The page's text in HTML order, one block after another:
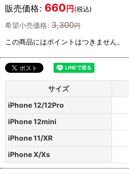
販売価格: 660円(税込)
希望小売価格: 3,300円
この商品にはポイントはつきません。
サイズ
iPhone 12/12Pro
iPhone 12mini
iPhone 11/XR
iPhone X/Xs